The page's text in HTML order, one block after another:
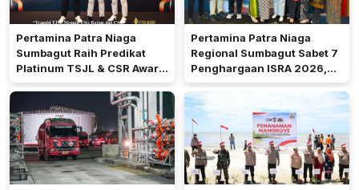
Pertamina Patra Niaga
Sumbagut Raih Predikat
Platinum TSJL & CSR Award
2026, Bukti Nyata
Komitmen Keberlanjutan
Pertamina Patra Niaga
Regional Sumbagut Sabet 7
Penghargaan ISRA 2026,
Komitmen Nyata Kontribusi
untuk Masyarakat